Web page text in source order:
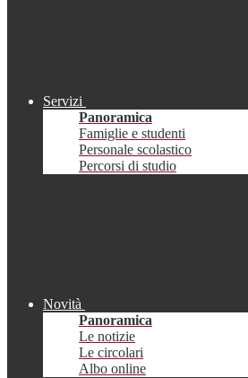
Servizi
Panoramica
Famiglie e studenti
Personale scolastico
Percorsi di studio
Novità
Panoramica
Le notizie
Le circolari
Albo online